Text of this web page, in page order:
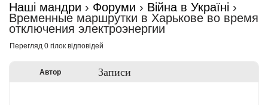
Наші мандри › Форуми › Війна в Україні ›
Временные маршрутки в Харькове во время
отключения электроэнергии
Перегляд 0 гілок відповідей
Автор Записи